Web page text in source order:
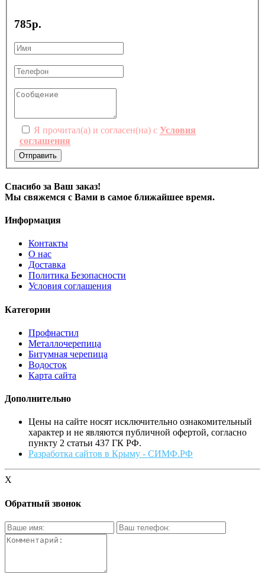
785р.
Я прочитал(а) и согласен(на) с Условия
соглашения
Отправить
Спасибо за Ваш заказ!
Мы свяжемся с Вами в самое ближайшее время.
Информация
Контакты
О нас
Доставка
Политика Безопасности
Условия соглашения
Категории
Профнастил
Металлочерепица
Битумная черепица
Водосток
Карта сайта
Дополнительно
Цены на сайте носят исключительно ознакомительный
характер и не являются публичной офертой, согласно
пункту 2 статьи 437 ГК РФ.
Разработка сайтов в Крыму - СИМФ.РФ
X
Обратный звонок